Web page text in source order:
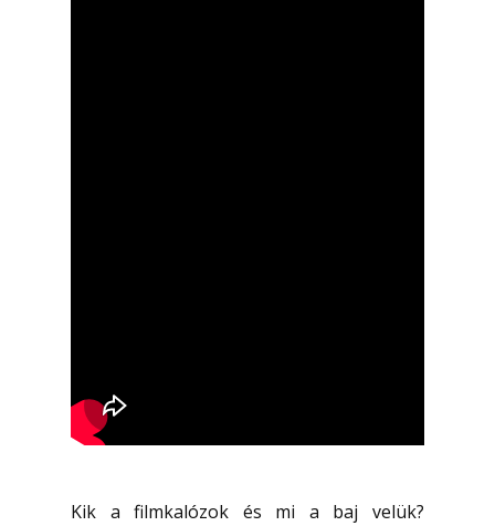
Kik a filmkalózok és mi a baj velük?